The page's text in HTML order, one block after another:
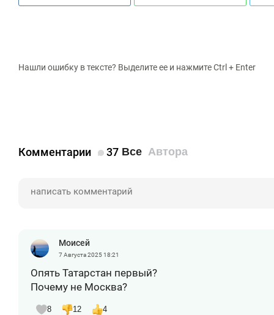
Нашли ошибку в тексте? Выделите ее и нажмите Ctrl + Enter
Комментарии 37 Все Автора
Моисей
7 Августа 202518:21
Опять Татарстан первый?
Почему не Москва?
8 12 4